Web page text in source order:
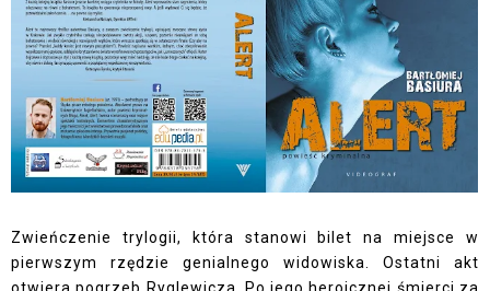
Zwieńczenie trylogii, która stanowi bilet na miejsce w
pierwszym rzędzie genialnego widowiska. Ostatni akt